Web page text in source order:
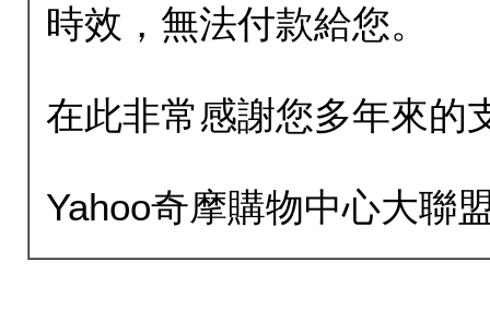
時效，無法付款給您。
在此非常感謝您多年來的
Yahoo奇摩購物中心大